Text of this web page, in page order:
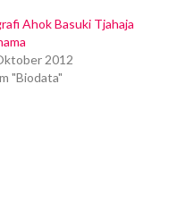
Ahok Basuki Tjahaja
2012
"Biodata"